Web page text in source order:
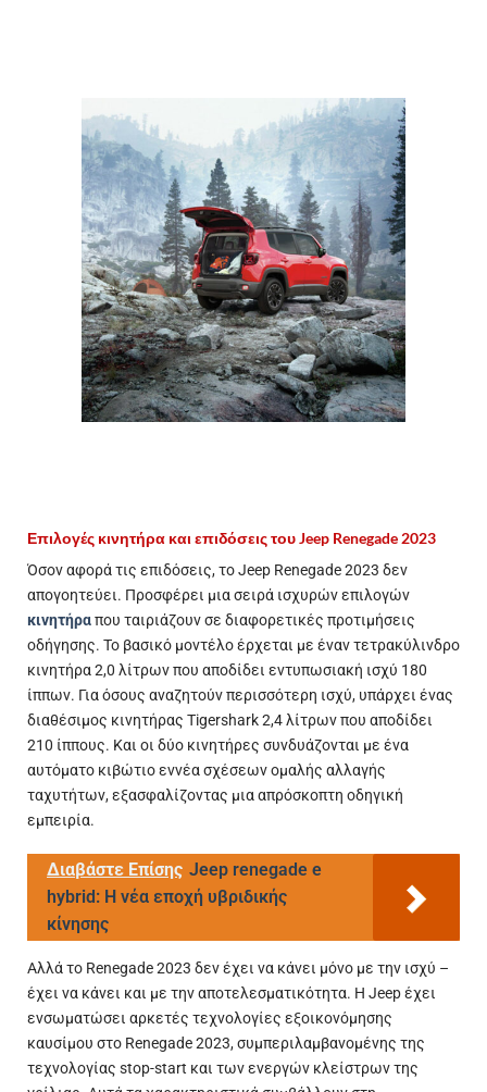
Επιλογές κινητήρα και επιδόσεις του Jeep Renegade 2023
Όσον αφορά τις επιδόσεις, το Jeep Renegade 2023 δεν
απογοητεύει. Προσφέρει μια σειρά ισχυρών επιλογών
κινητήραπου ταιριάζουν σε διαφορετικές προτιμήσεις
οδήγησης. Το βασικό μοντέλο έρχεται με έναν τετρακύλινδρο
κινητήρα 2,0 λίτρων που αποδίδει εντυπωσιακή ισχύ 180
ίππων. Για όσους αναζητούν περισσότερη ισχύ, υπάρχει ένας
διαθέσιμος κινητήρας Tigershark 2,4 λίτρων που αποδίδει
210 ίππους. Και οι δύο κινητήρες συνδυάζονται με ένα
αυτόματο κιβώτιο εννέα σχέσεων ομαλής αλλαγής
ταχυτήτων, εξασφαλίζοντας μια απρόσκοπτη οδηγική
εμπειρία.
Διαβάστε Επίσης Jeep renegade e
hybrid: Η νέα εποχή υβριδικής
κίνησης
Αλλά το Renegade 2023 δεν έχει να κάνει μόνο με την ισχύ –
έχει να κάνει και με την αποτελεσματικότητα. Η Jeep έχει
ενσωματώσει αρκετές τεχνολογίες εξοικονόμησης
καυσίμου στο Renegade 2023, συμπεριλαμβανομένης της
τεχνολογίας stop-start και των ενεργών κλείστρων της